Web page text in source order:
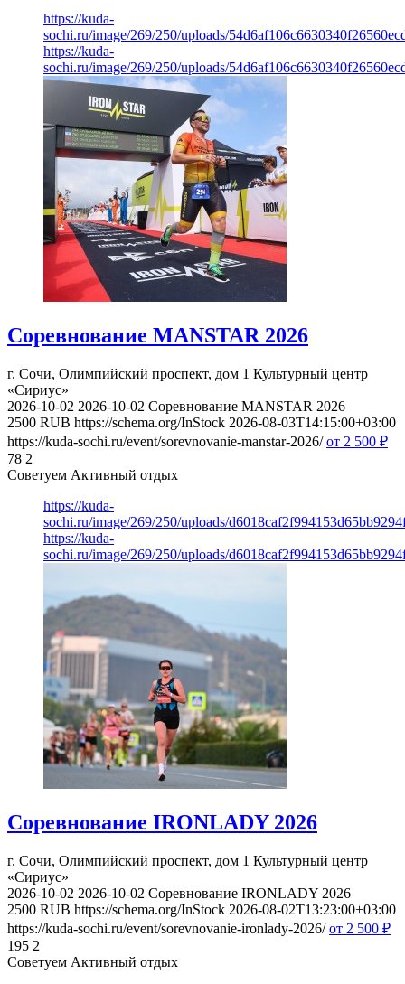
https://kuda-
sochi.ru/image/269/250/uploads/
https://kuda-
sochi.ru/image/269/250/uploads/
Соревнование MANSTAR 2026
г. Сочи, Олимпийский проспект, дом 1 Культурный центр
«Сириус»
2026-10-02 2026-10-02 Соревнование MANSTAR 2026
2500 RUB https://schema.org/InStock 2026-08-03T14:15:00+03:00
https://kuda-sochi.ru/event/sorevnovanie-manstar-2026/ от 2 500 ₽
78 2
Советуем Активный отдых
https://kuda-
sochi.ru/image/269/250/uploads/
https://kuda-
sochi.ru/image/269/250/uploads/
Соревнование IRONLADY 2026
г. Сочи, Олимпийский проспект, дом 1 Культурный центр
«Сириус»
2026-10-02 2026-10-02 Соревнование IRONLADY 2026
2500 RUB https://schema.org/InStock 2026-08-02T13:23:00+03:00
https://kuda-sochi.ru/event/sorevnovanie-ironlady-2026/ от 2 500 ₽
195 2
Советуем Активный отдых